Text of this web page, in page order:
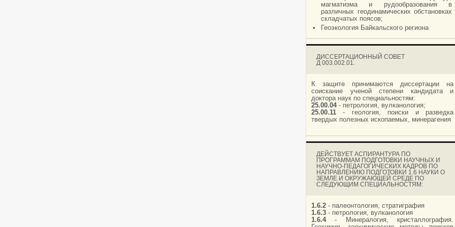
магматизма и рудообразования в
различных геодинамических обстановках
складчатых поясов;
•
Геоэкология Байкальского региона
ДИССЕРТАЦИОННЫЙ СОВЕТ
Д 003.002.01.
К защите принимаются диссертации на
соискание ученой степени кандидата и
доктора наук по специальностям:
25.00.04- петрология, вулканология;
25.00.11 - геология, поиски и разведка
твердых полезных ископаемых, минерагения
ДЕЙСТВУЕТ АСПИРАНТУРА ПО
ПРОГРАММАМ ПОДГОТОВКИ НАУЧНЫХ И
НАУЧНО-ПЕДАГОГИЧЕСКИХ КАДРОВ ПО
НАПРАВЛЕНИЮ ПОДГОТОВКИ 1.6 НАУКИ О
ЗЕМЛЕ И ОКРУЖАЮЩЕЙ СРЕДЕ ПО
СЛЕДУЮЩИМ СПЕЦИАЛЬНОСТЯМ:
1.6.2 - палеонтология, стратиграфия
1.6.3 - петрология, вулканология
1.6.4- Минералогия, кристаллография.